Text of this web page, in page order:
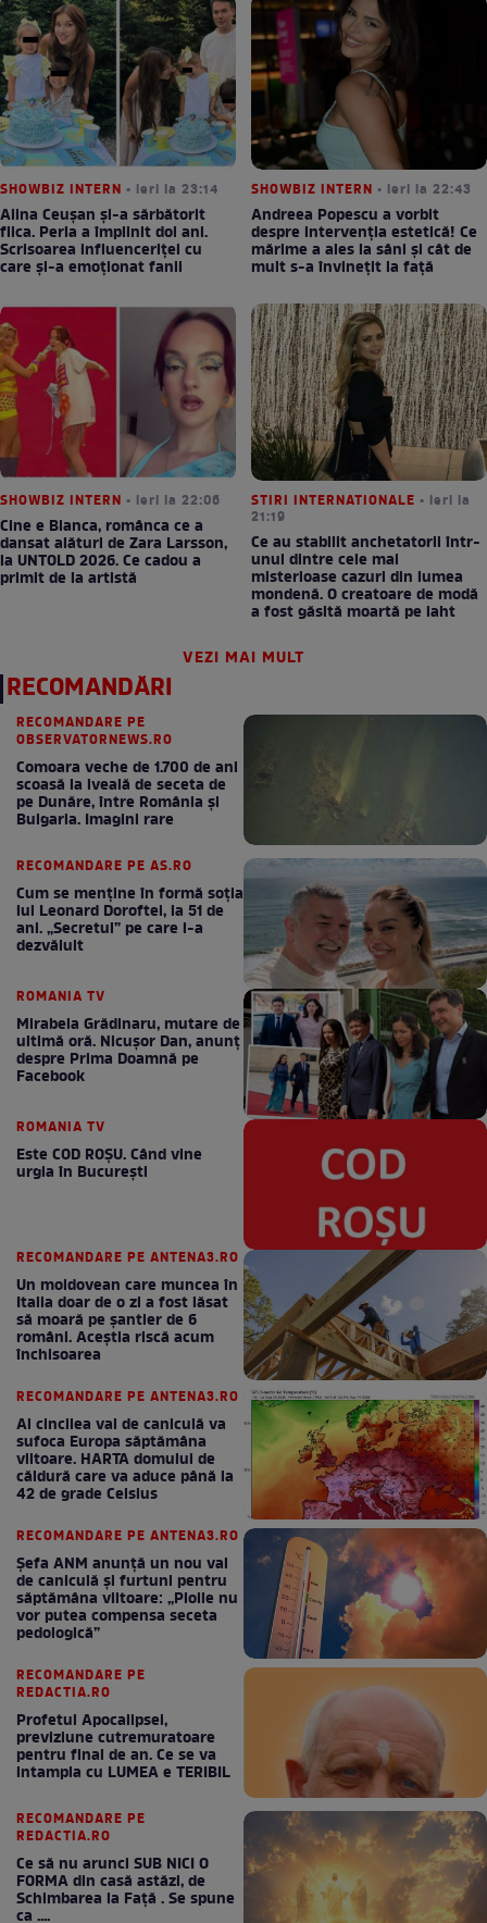
SHOWBIZ INTERN • ieri la 23:14
Alina Ceușan și-a sărbătorit
fiica. Perla a împlinit doi ani.
Scrisoarea influenceriței cu
care și-a emoționat fanii
SHOWBIZ INTERN • ieri la 22:43
Andreea Popescu a vorbit
despre intervenția estetică! Ce
mărime a ales la sâni și cât de
mult s-a învinețit la față
SHOWBIZ INTERN • ieri la 22:06
Cine e Bianca, românca ce a
dansat alături de Zara Larsson,
la UNTOLD 2026. Ce cadou a
primit de la artistă
STIRI INTERNATIONALE • ieri la
21:19
Ce au stabilit anchetatorii într-
unul dintre cele mai
misterioase cazuri din lumea
mondenă. O creatoare de modă
a fost găsită moartă pe iaht
VEZI MAI MULT
RECOMANDĂRI
RECOMANDARE PE
OBSERVATORNEWS.RO
Comoara veche de 1.700 de ani
scoasă la iveală de seceta de
pe Dunăre, între România şi
Bulgaria. Imagini rare
RECOMANDARE PE AS.RO
Cum se menţine în formă soţia
lui Leonard Doroftei, la 51 de
ani. „Secretul” pe care l-a
dezvăluit
ROMANIA TV
Mirabela Grădinaru, mutare de
ultimă oră. Nicuşor Dan, anunţ
despre Prima Doamnă pe
Facebook
ROMANIA TV
Este COD ROŞU. Când vine
urgia în Bucureşti
RECOMANDARE PE ANTENA3.RO
Un moldovean care muncea în
Italia doar de o zi a fost lăsat
să moară pe şantier de 6
români. Aceștia riscă acum
închisoarea
RECOMANDARE PE ANTENA3.RO
Al cincilea val de caniculă va
sufoca Europa săptămâna
viitoare. HARTA domului de
căldură care va aduce până la
42 de grade Celsius
RECOMANDARE PE ANTENA3.RO
Șefa ANM anunță un nou val
de caniculă și furtuni pentru
săptămâna viitoare: „Ploile nu
vor putea compensa seceta
pedologică”
RECOMANDARE PE
REDACTIA.RO
Profetul Apocalipsei,
previziune cutremuratoare
pentru final de an. Ce se va
intampla cu LUMEA e TERIBIL
RECOMANDARE PE
REDACTIA.RO
Ce să nu arunci SUB NICI O
FORMA din casă astăzi, de
Schimbarea la Față . Se spune
ca ....